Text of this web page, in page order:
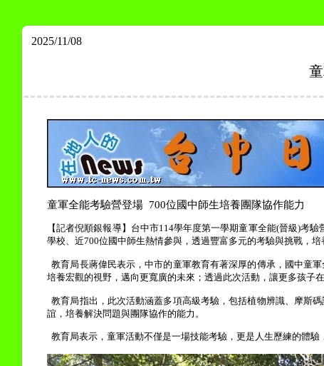
2025/11/08
童軍全能考驗營登場700位國中師生培養團隊協作能力
【記者倪順銀報導】台中市114學年度第一學期童軍全能(晉級)考驗
學校、近700位國中師生熱情參與，透過豐富多元的考驗與挑戰，
教育局長蔣偉民表示，中市的童軍教育有著深厚的傳承，國中童
培養宏觀的視野，邁向更寬廣的未來；透過此次活動，讓更多孩子
教育局指出，此次活動涵蓋多項高級考驗，包括植物辨識、摩斯
誼，培養解決問題與團隊協作的能力。
教育局表示，童軍活動不僅是一場技能考驗，更是人生歷練的體